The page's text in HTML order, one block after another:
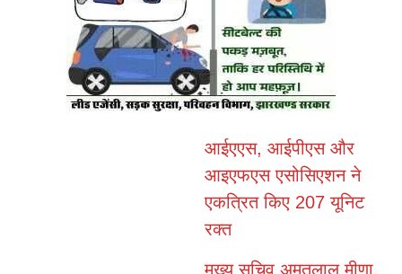
आईएएस, आईपीएस और
आइएफएस एसोसिएशन ने
एकत्रित किए 207 यूनिट
रक्त
मुख्य सचिव अमृतलाल मीणा,